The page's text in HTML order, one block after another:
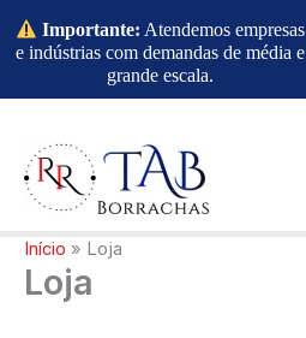
conteúdo
Início Loja
Loja
Importante: Atendemos empresas
e indústrias com demandas de média e
grande escala.